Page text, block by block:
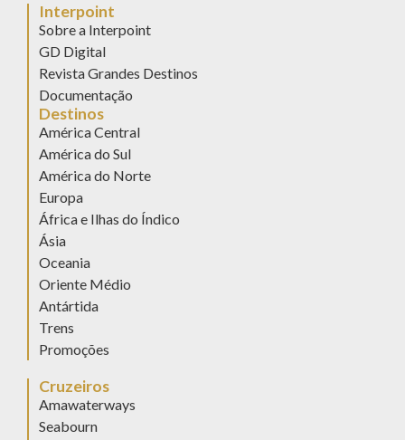
Interpoint
Sobre a Interpoint
GD Digital
Revista Grandes Destinos
Documentação
Destinos
América Central
América do Sul
América do Norte
Europa
África e Ilhas do Índico
Ásia
Oceania
Oriente Médio
Antártida
Trens
Promoções
Cruzeiros
Amawaterways
Seabourn